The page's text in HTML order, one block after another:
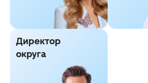
Директор
округа